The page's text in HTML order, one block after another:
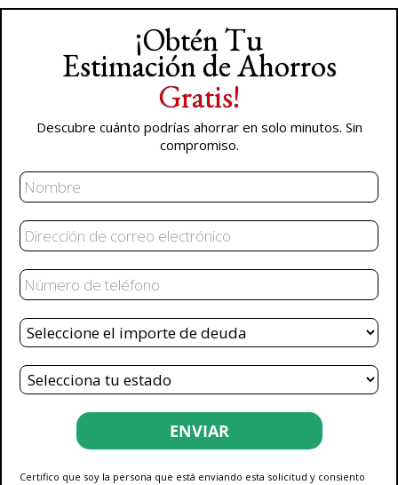
¡Obtén Tu
Estimación de Ahorros
Gratis!
Descubre cuánto podrías ahorrar en solo minutos. Sin
compromiso.
Nombre
Correo
Electrónico
Teléfono
Deuda
Total
Estado
ENVIAR
Certifico que soy la persona que está enviando esta solicitud y consiento